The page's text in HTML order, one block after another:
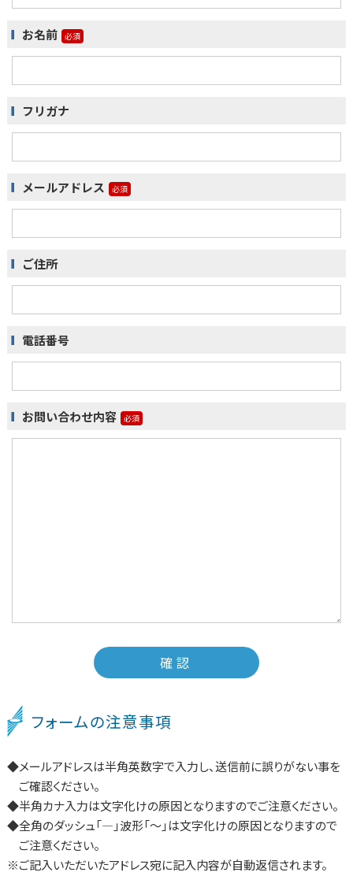
お名前
フリガナ
メールアドレス
ご住所
電話番号
お問い合わせ内容
フォームの注意事項
メールアドレスは半角英数字で入力し、送信前に誤りがない事を
ご確認ください。
半角カナ入力は文字化けの原因となりますのでご注意ください。
全角のダッシュ「―」波形「～」は文字化けの原因となりますので
ご注意ください。
ご記入いただいたアドレス宛に記入内容が自動返信されます。